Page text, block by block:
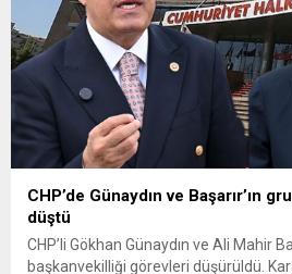
CHP’de Günaydın ve Başarır’ın
düştü
CHP’li Gökhan Günaydın ve Ali Mahir
başkanvekilliği görevleri düşürüldü.